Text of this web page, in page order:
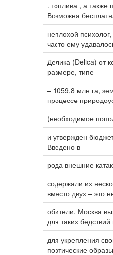
. топлива , а также
Возможна
неплохой
часто ему
Делика (Delica) от
размере, типе
– 1059,8 млн га,
процессе
(необходимое
и утвержден
Введено в
рода внешние
содержали их
вместо двух – это
обители. Москва
для таких
для укрепления
поэтические